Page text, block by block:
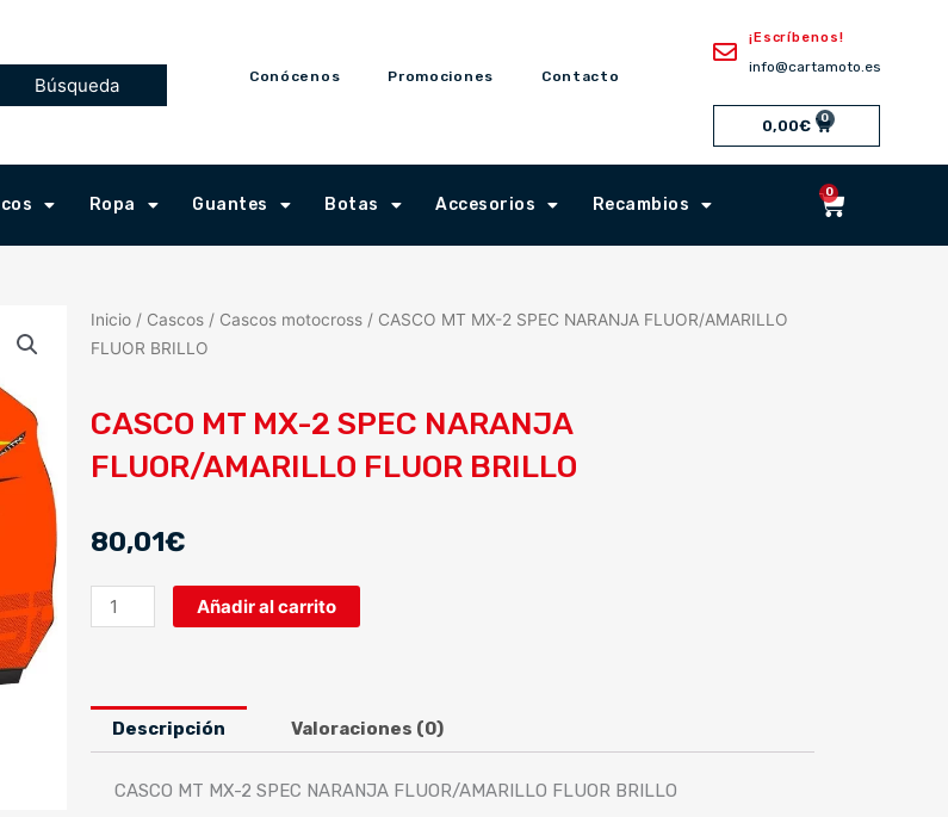
Conócenos Promociones Contacto
¡Escríbenos!
info@cartamoto.es
0,00€ 0Cart
Ropa Guantes Botas Accesorios Recambios
0
Inicio/ Cascos/ Cascos motocross/ CASCO MT MX-2 SPEC NARANJA FLUOR/AMARILLO
FLUOR BRILLO
CASCO MT MX-2 SPEC NARANJA
FLUOR/AMARILLO FLUOR BRILLO
80,01€
CASCO
MT
SPEC
NARANJA
FLUOR
Añadir al carrito
Descripción Valoraciones (0)
CASCO MT MX-2 SPEC NARANJA FLUOR/AMARILLO FLUOR BRILLO